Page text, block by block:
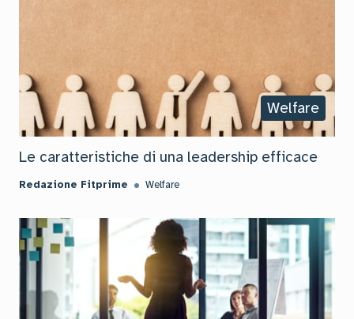
Welfare
Le caratteristiche di una leadership efficace
Redazione Fitprime Welfare